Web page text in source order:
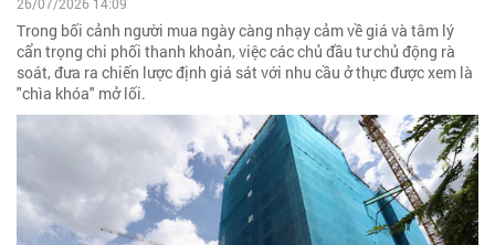
Trong bối cảnh người mua ngày càng nhạy cảm về giá và tâm lý
cẩn trọng chi phối thanh khoản, việc các chủ đầu tư chủ động rà
soát, đưa ra chiến lược định giá sát với nhu cầu ở thực được xem là
"chìa khóa" mở lối.